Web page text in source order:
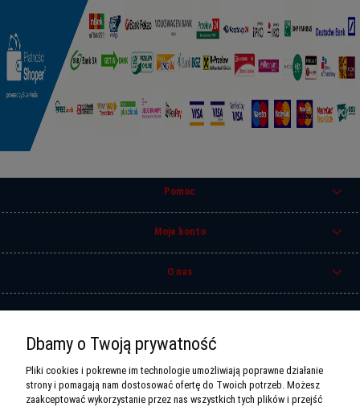
Pomoc
Moje konto
O nas
Zadzwoń do nas
+ 48 (89) 527-98-80
Pon-Pt: 10:00 - 18:00
Sobota 10:00 - 14:00
Dbamy o Twoją prywatność
Pliki cookies i pokrewne im technologie umożliwiają poprawne działanie
strony i pomagają nam dostosować ofertę do Twoich potrzeb. Możesz
zaakceptować wykorzystanie przez nas wszystkich tych plików i przejść